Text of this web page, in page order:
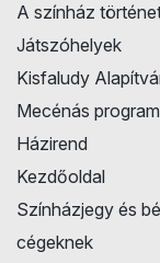
A színház
Játszóhelyek
Kisfaludy
Mecénás program
Házirend
Kezdőoldal
Színházjegy és
cégeknek